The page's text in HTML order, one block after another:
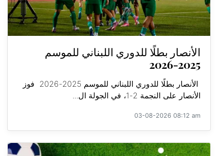
الأنصار بطلًا للدوري اللبناني للموسم
2025-2026
الأنصار بطلًا للدوري اللبناني للموسم 2025-2026 فوز
الأنصار على النجمة 2-1، في الجولة ال...
03-08-2026 08:12 am